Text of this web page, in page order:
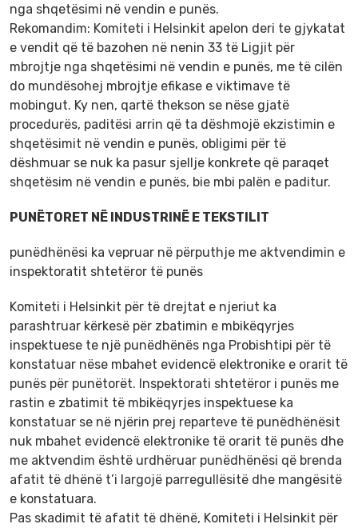
nga shqetësimi në vendin e punës.
Rekomandim: Komiteti i Helsinkit apelon deri te gjykatat
e vendit që të bazohen në nenin 33 të Ligjit për
mbrojtje nga shqetësimi në vendin e punës, me të cilën
do mundësohej mbrojtje efikase e viktimave të
mobingut. Ky nen, qartë thekson se nëse gjatë
procedurës, paditësi arrin që ta dëshmojë ekzistimin e
shqetësimit në vendin e punës, obligimi për të
dëshmuar se nuk ka pasur sjellje konkrete që paraqet
shqetësim në vendin e punës, bie mbi palën e paditur.
PUNËTORET NË INDUSTRINË E TEKSTILIT
punëdhënësi ka vepruar në përputhje me aktvendimin e
inspektoratit shtetëror të punës
Komiteti i Helsinkit për të drejtat e njeriut ka
parashtruar kërkesë për zbatimin e mbikëqyrjes
inspektuese te një punëdhënës nga Probishtipi për të
konstatuar nëse mbahet evidencë elektronike e orarit të
punës për punëtorët. Inspektorati shtetëror i punës me
rastin e zbatimit të mbikëqyrjes inspektuese ka
konstatuar se në njërin prej reparteve të punëdhënësit
nuk mbahet evidencë elektronike të orarit të punës dhe
me aktvendim është urdhëruar punëdhënësi që brenda
afatit të dhënë t’i largojë parregullësitë dhe mangësitë
e konstatuara.
Pas skadimit të afatit të dhënë, Komiteti i Helsinkit për